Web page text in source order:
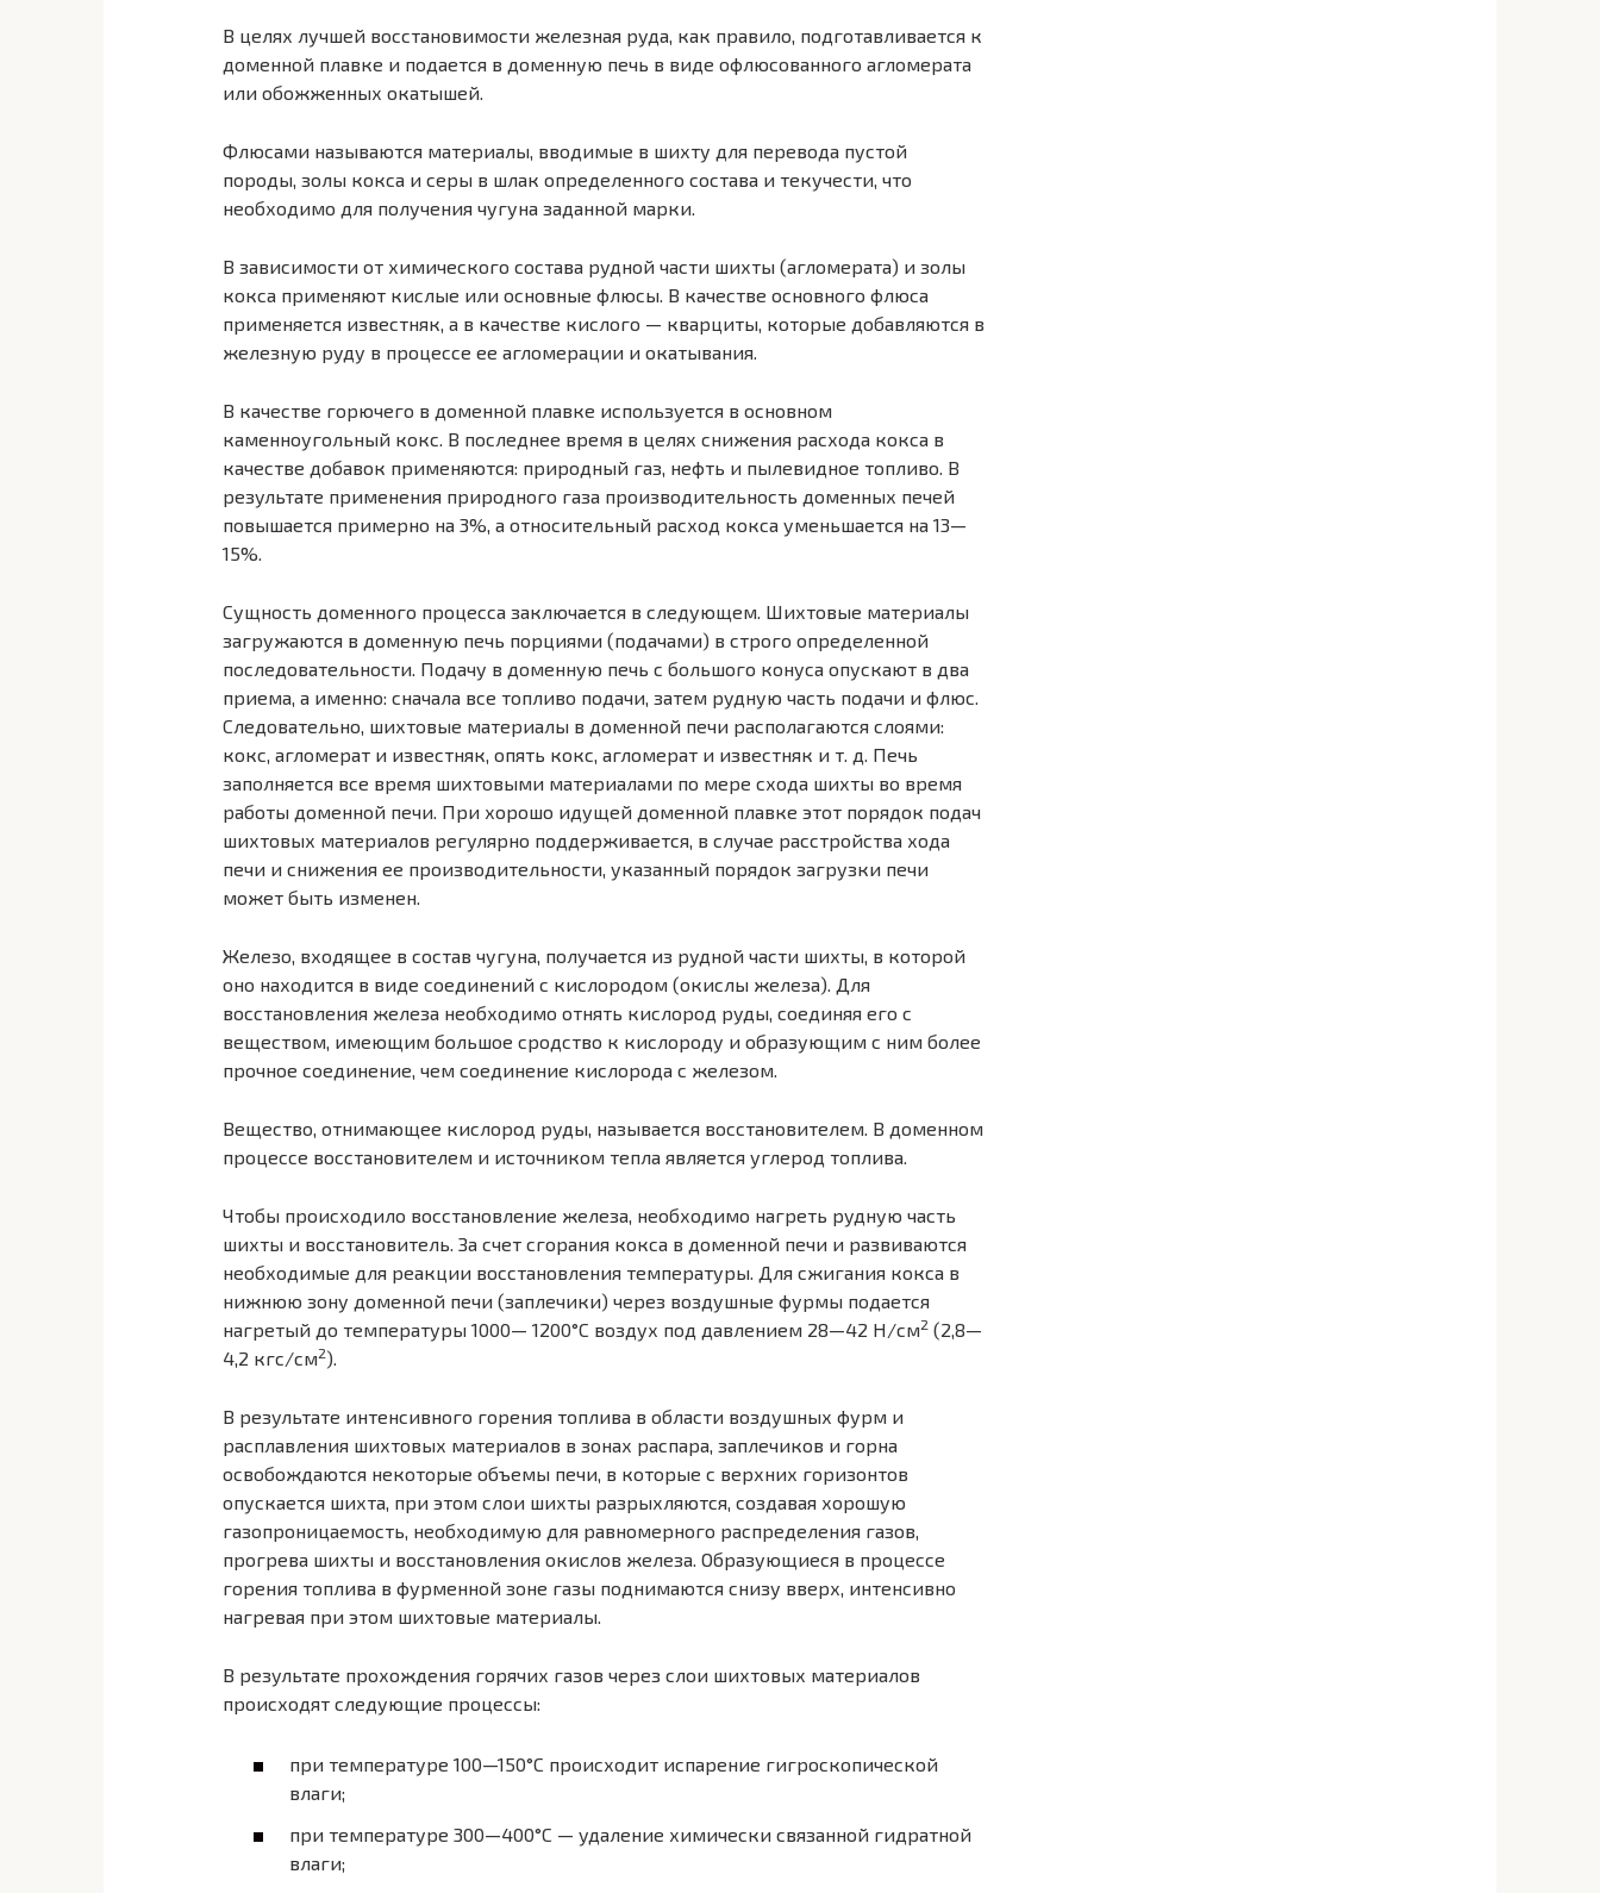
В целях лучшей восстановимости железная руда, как правило, подготавливается к
доменной плавке и подается в доменную печь в виде офлюсованного агломерата
или обожженных окатышей.
Флюсами называются материалы, вводимые в шихту для перевода пустой
породы, золы кокса и серы в шлак определенного состава и текучести, что
необходимо для получения чугуна заданной марки.
В зависимости от химического состава рудной части шихты (агломерата) и золы
кокса применяют кислые или основные флюсы. В качестве основного флюса
применяется известняк, а в качестве кислого — кварциты, которые добавляются в
железную руду в процессе ее агломерации и окатывания.
В качестве горючего в доменной плавке используется в основном
каменноугольный кокс. В последнее время в целях снижения расхода кокса в
качестве добавок применяются: природный газ, нефть и пылевидное топливо. В
результате применения природного газа производительность доменных печей
повышается примерно на 3%, а относительный расход кокса уменьшается на 13—
15%.
Сущность доменного процесса заключается в следующем. Шихтовые материалы
загружаются в доменную печь порциями (подачами) в строго определенной
последовательности. Подачу в доменную печь с большого конуса опускают в два
приема, а именно: сначала все топливо подачи, затем рудную часть подачи и флюс.
Следовательно, шихтовые материалы в доменной печи располагаются слоями:
кокс, агломерат и известняк, опять кокс, агломерат и известняк и т. д. Печь
заполняется все время шихтовыми материалами по мере схода шихты во время
работы доменной печи. При хорошо идущей доменной плавке этот порядок подач
шихтовых материалов регулярно поддерживается, в случае расстройства хода
печи и снижения ее производительности, указанный порядок загрузки печи
может быть изменен.
Железо, входящее в состав чугуна, получается из рудной части шихты, в которой
оно находится в виде соединений с кислородом (окислы железа). Для
восстановления железа необходимо отнять кислород руды, соединяя его с
веществом, имеющим большое сродство к кислороду и образующим с ним более
прочное соединение, чем соединение кислорода с железом.
Вещество, отнимающее кислород руды, называется восстановителем. В доменном
процессе восстановителем и источником тепла является углерод топлива.
Чтобы происходило восстановление железа, необходимо нагреть рудную часть
шихты и восстановитель. За счет сгорания кокса в доменной печи и развиваются
необходимые для реакции восстановления температуры. Для сжигания кокса в
нижнюю зону доменной печи (заплечики) через воздушные фурмы подается
нагретый до температуры 1000— 1200°С воздух под давлением 28—42 Н/см2 (2,8—
4,2 кгс/см2).
В результате интенсивного горения топлива в области воздушных фурм и
расплавления шихтовых материалов в зонах распара, заплечиков и горна
освобождаются некоторые объемы печи, в которые с верхних горизонтов
опускается шихта, при этом слои шихты разрыхляются, создавая хорошую
газопроницаемость, необходимую для равномерного распределения газов,
прогрева шихты и восстановления окислов железа. Образующиеся в процессе
горения топлива в фурменной зоне газы поднимаются снизу вверх, интенсивно
нагревая при этом шихтовые материалы.
В результате прохождения горячих газов через слои шихтовых материалов
происходят следующие процессы:
при температуре 100—150°С происходит испарение гигроскопической
влаги;
при температуре 300—400°С — удаление химически связанной гидратной
влаги;